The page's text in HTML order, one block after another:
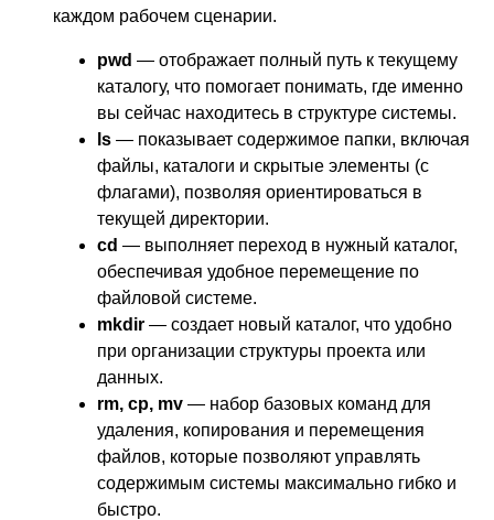
каждом рабочем сценарии.
pwd — отображает полный путь к текущему
каталогу, что помогает понимать, где именно
вы сейчас находитесь в структуре системы.
ls — показывает содержимое папки, включая
файлы, каталоги и скрытые элементы (с
флагами), позволяя ориентироваться в
текущей директории.
cd — выполняет переход в нужный каталог,
обеспечивая удобное перемещение по
файловой системе.
mkdir — создает новый каталог, что удобно
при организации структуры проекта или
данных.
rm, cp, mv — набор базовых команд для
удаления, копирования и перемещения
файлов, которые позволяют управлять
содержимым системы максимально гибко и
быстро.